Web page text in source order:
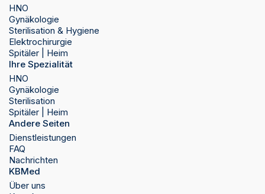
HNO
Gynäkologie
Sterilisation & Hygiene
Elektrochirurgie
Spitäler | Heim
Ihre Spezialität
HNO
Gynäkologie
Sterilisation
Spitäler | Heim
Andere Seiten
Dienstleistungen
FAQ
Nachrichten
KBMed
Über uns